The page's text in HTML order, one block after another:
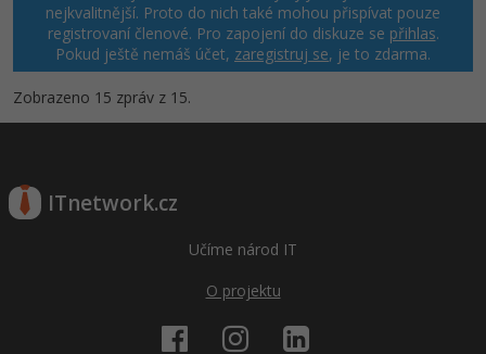
nejkvalitnější. Proto do nich také mohou přispívat pouze
registrovaní členové. Pro zapojení do diskuze se přihlas.
Pokud ještě nemáš účet, zaregistruj se, je to zdarma.
Zobrazeno 15 zpráv z 15.
ITnetwork.cz
Učíme národ IT
O projektu